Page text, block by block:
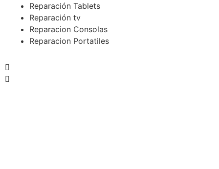
Reparación Tablets
Reparación tv
Reparacion Consolas
Reparacion Portatiles